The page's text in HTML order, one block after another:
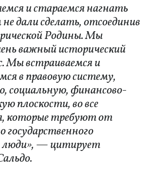
и стараемся нагнать
дали сделать, отсоединив
Родины. Мы
важный исторический
Мы встраиваемся и
в правовую систему,
социальную, финансово-
плоскости, во все
которые требуют от
государственного
люди», — цитирует